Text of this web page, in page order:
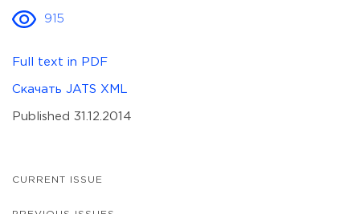
915
Full text in PDF
Скачать JATS XML
Published 31.12.2014
CURRENT ISSUE